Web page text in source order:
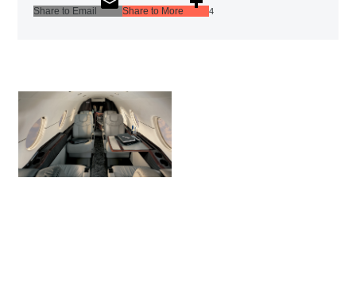
Share to Email Share to More 4